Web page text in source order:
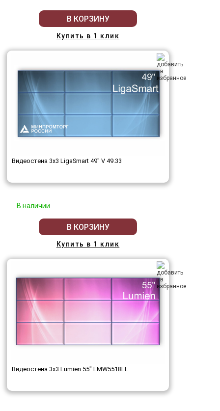
В КОРЗИНУ
Купить в 1 клик
Видеостена 3x3 LigaSmart 49" V 49.33
В наличии
В КОРЗИНУ
Купить в 1 клик
Видеостена 3x3 Lumien 55" LMW5518LL